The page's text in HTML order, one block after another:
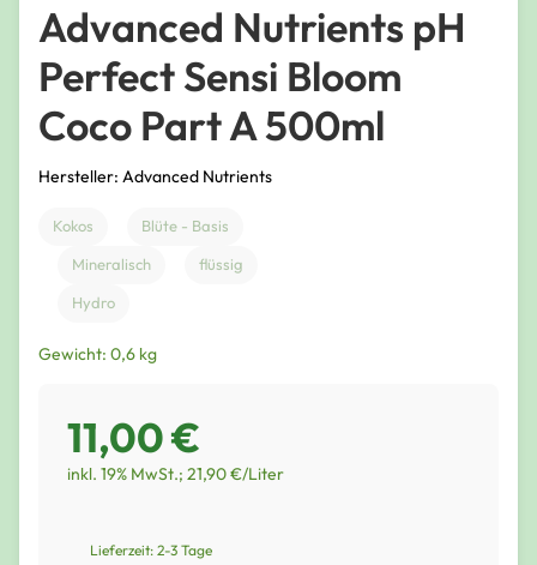
Advanced Nutrients pH
Perfect Sensi Bloom
Coco Part A 500ml
Hersteller: Advanced Nutrients
Kokos
Blüte - Basis
Mineralisch
flüssig
Hydro
Gewicht: 0,6 kg
11,00 €
inkl. 19% MwSt.; 21,90 €/Liter
Lieferzeit: 2-3 Tage